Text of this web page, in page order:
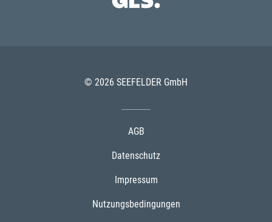
© 2026 SEEFELDER GmbH
AGB
Datenschutz
Impressum
Nutzungsbedingungen